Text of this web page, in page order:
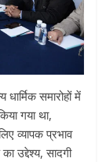
समारोहों में
गया था,
व्यापक प्रभाव
उद्देश्य, सादगी